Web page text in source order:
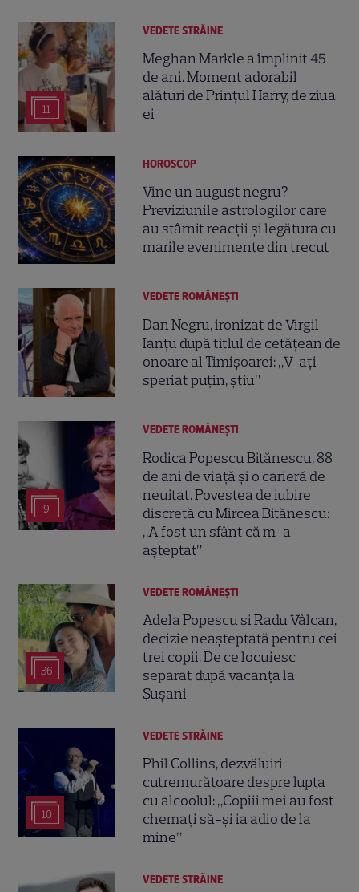
11
VEDETE STRĂINE
Meghan Markle a împlinit 45
de ani. Moment adorabil
alături de Prințul Harry, de ziua
ei
HOROSCOP
Vine un august negru?
Previziunile astrologilor care
au stârnit reacții și legătura cu
marile evenimente din trecut
VEDETE ROMÂNEŞTI
Dan Negru, ironizat de Virgil
Ianțu după titlul de cetățean de
onoare al Timișoarei: „V-ați
speriat puțin, știu”
9
VEDETE ROMÂNEŞTI
Rodica Popescu Bitănescu, 88
de ani de viață și o carieră de
neuitat. Povestea de iubire
discretă cu Mircea Bitănescu:
„A fost un sfânt că m-a
așteptat”
36
VEDETE ROMÂNEŞTI
Adela Popescu și Radu Vâlcan,
decizie neașteptată pentru cei
trei copii. De ce locuiesc
separat după vacanța la
Șușani
10
VEDETE STRĂINE
Phil Collins, dezvăluiri
cutremurătoare despre lupta
cu alcoolul: „Copiii mei au fost
chemați să-și ia adio de la
mine”
VEDETE STRĂINE